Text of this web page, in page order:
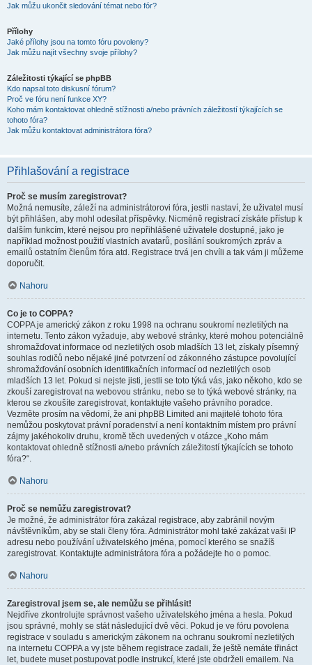
Jak můžu ukončit sledování témat nebo fór?
Přílohy
Jaké přílohy jsou na tomto fóru povoleny?
Jak můžu najít všechny svoje přílohy?
Záležitosti týkající se phpBB
Kdo napsal toto diskusní fórum?
Proč ve fóru není funkce XY?
Koho mám kontaktovat ohledně stížnosti a/nebo právních záležitostí týkajících se
tohoto fóra?
Jak můžu kontaktovat administrátora fóra?
Přihlašování a registrace
Proč se musím zaregistrovat?
Možná nemusíte, záleží na administrátorovi fóra, jestli nastaví, že uživatel musí
být přihlášen, aby mohl odesílat příspěvky. Nicméně registrací získáte přístup k
dalším funkcím, které nejsou pro nepřihlášené uživatele dostupné, jako je
například možnost použití vlastních avatarů, posílání soukromých zpráv a
emailů ostatním členům fóra atd. Registrace trvá jen chvíli a tak vám ji můžeme
doporučit.
Nahoru
Co je to COPPA?
COPPA je americký zákon z roku 1998 na ochranu soukromí nezletilých na
internetu. Tento zákon vyžaduje, aby webové stránky, které mohou potenciálně
shromažďovat informace od nezletilých osob mladších 13 let, získaly písemný
souhlas rodičů nebo nějaké jiné potvrzení od zákonného zástupce povolující
shromažďování osobních identifikačních informací od nezletilých osob
mladších 13 let. Pokud si nejste jisti, jestli se toto týká vás, jako někoho, kdo se
zkouší zaregistrovat na webovou stránku, nebo se to týká webové stránky, na
kterou se zkoušíte zaregistrovat, kontaktujte vašeho právního poradce.
Vezměte prosím na vědomí, že ani phpBB Limited ani majitelé tohoto fóra
nemůžou poskytovat právní poradenství a není kontaktním místem pro právní
zájmy jakéhokoliv druhu, kromě těch uvedených v otázce „Koho mám
kontaktovat ohledně stížnosti a/nebo právních záležitostí týkajících se tohoto
fóra?“.
Nahoru
Proč se nemůžu zaregistrovat?
Je možné, že administrátor fóra zakázal registrace, aby zabránil novým
návštěvníkům, aby se stali členy fóra. Administrátor mohl také zakázat vaši IP
adresu nebo používání uživatelského jména, pomocí kterého se snažíš
zaregistrovat. Kontaktujte administrátora fóra a požádejte ho o pomoc.
Nahoru
Zaregistroval jsem se, ale nemůžu se přihlásit!
Nejdříve zkontrolujte správnost vašeho uživatelského jména a hesla. Pokud
jsou správné, mohly se stát následující dvě věci. Pokud je ve fóru povolena
registrace v souladu s americkým zákonem na ochranu soukromí nezletilých
na internetu COPPA a vy jste během registrace zadali, že ještě nemáte třináct
let, budete muset postupovat podle instrukcí, které jste obdrželi emailem. Na